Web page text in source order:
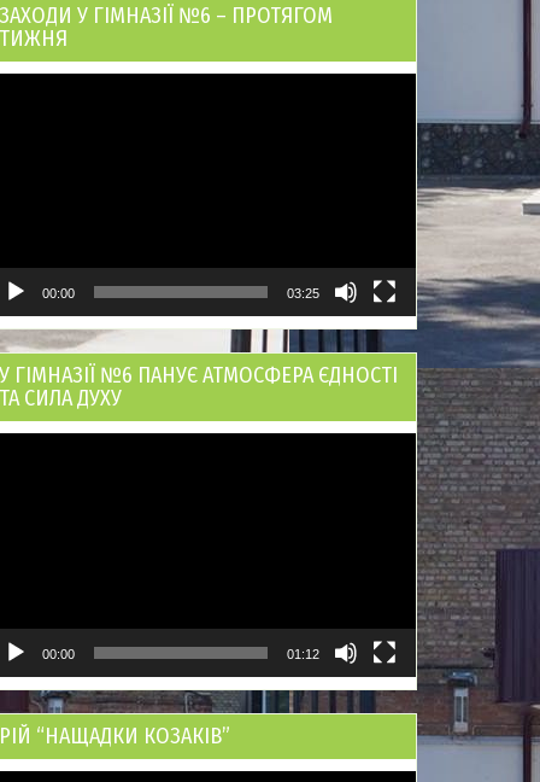
ЗАХОДИ У ГІМНАЗІЇ №6 – ПРОТЯГОМ
ТИЖНЯ
00:00 03:25
У ГІМНАЗІЇ №6 ПАНУЄ АТМОСФЕРА ЄДНОСТІ
ТА СИЛА ДУХУ
00:00 01:12
РІЙ “НАЩАДКИ КОЗАКІВ”